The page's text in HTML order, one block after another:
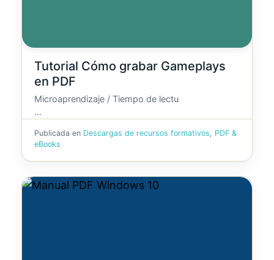
Tutorial Cómo grabar Gameplays
en PDF
Microaprendizaje / Tiempo de lectu
…
Publicada en Descargas de recursos formativos, PDF &
eBooks